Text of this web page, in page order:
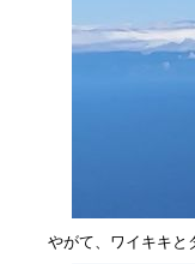
やがて、ワイキキと